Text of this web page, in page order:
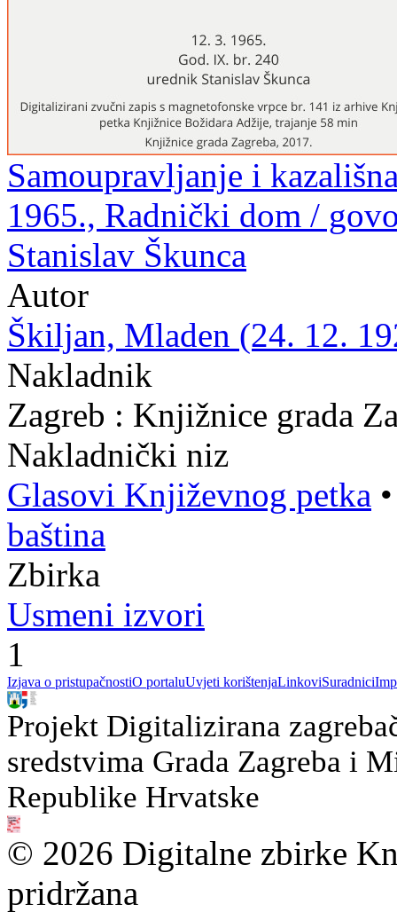
Samoupravljanje i
1965., Radnički dom /
Stanislav Škunca
Autor
Škiljan, Mladen (24. 12.
Nakladnik
Zagreb : Knjižnice grada
Nakladnički niz
Glasovi Književnog petka
baština
Zbirka
Usmeni izvori
1
Izjava o pristupačnostiO portaluUvjeti korištenjaLinkoviSuradnici
Projekt Digitalizirana
sredstvima Grada Zagreba i
Republike Hrvatske
© 2026 Digitalne zbirke
pridržana